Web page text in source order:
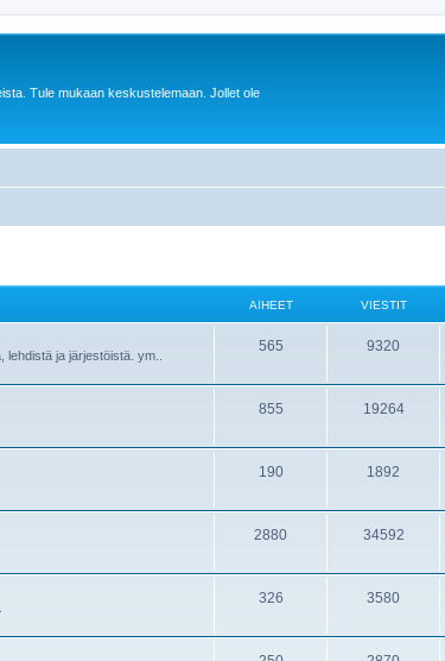
Tule mukaan keskustelemaan. Jollet ole
AIHEET VIESTIT
ja järjestöistä. ym..
565 9320
855 19264
190 1892
2880 34592
326 3580